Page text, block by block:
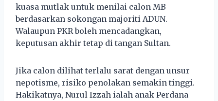
kuasa mutlak untuk menilai calon MB
berdasarkan sokongan majoriti ADUN.
Walaupun PKR boleh mencadangkan,
keputusan akhir tetap di tangan Sultan.
Jika calon dilihat terlalu sarat dengan unsur
nepotisme, risiko penolakan semakin tinggi.
Hakikatnya, Nurul Izzah ialah anak Perdana